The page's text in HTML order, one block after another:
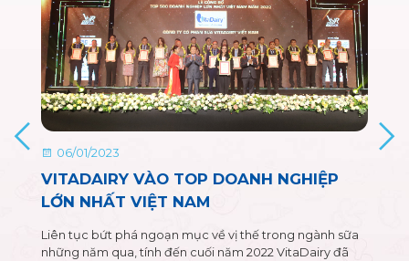
06/01/2023
VITADAIRY VÀO TOP DOANH NGHIỆP
LỚN NHẤT VIỆT NAM
Liên tục bứt phá ngoạn mục về vị thế trong ngành sữa
những năm qua, tính đến cuối năm 2022 VitaDairy đã